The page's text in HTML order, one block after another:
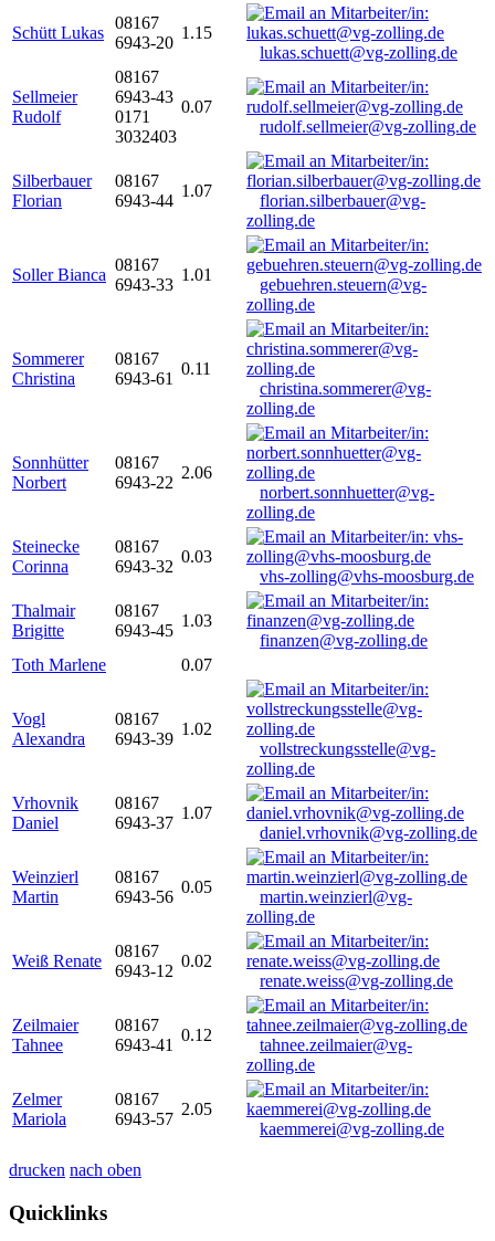
Schütt Lukas
08167
6943-20
1.15
lukas.schuett@vg-zolling.de
Sellmeier
Rudolf
08167
6943-43
0171
3032403
0.07
rudolf.sellmeier@vg-zolling.de
Silberbauer
Florian
08167
6943-44
1.07
florian.silberbauer@vg-
zolling.de
Soller Bianca
08167
6943-33
1.01
gebuehren.steuern@vg-
zolling.de
Sommerer
Christina
08167
6943-61
0.11
christina.sommerer@vg-
zolling.de
Sonnhütter
Norbert
08167
6943-22
2.06
norbert.sonnhuetter@vg-
zolling.de
Steinecke
Corinna
08167
6943-32
0.03
vhs-zolling@vhs-moosburg.de
Thalmair
Brigitte
08167
6943-45
1.03
finanzen@vg-zolling.de
Toth Marlene
0.07
Vogl
Alexandra
08167
6943-39
1.02
vollstreckungsstelle@vg-
zolling.de
Vrhovnik
Daniel
08167
6943-37
1.07
daniel.vrhovnik@vg-zolling.de
Weinzierl
Martin
08167
6943-56
0.05
martin.weinzierl@vg-
zolling.de
Weiß Renate
08167
6943-12
0.02
renate.weiss@vg-zolling.de
Zeilmaier
Tahnee
08167
6943-41
0.12
tahnee.zeilmaier@vg-
zolling.de
Zelmer
Mariola
08167
6943-57
2.05
kaemmerei@vg-zolling.de
drucken nach oben
Quicklinks